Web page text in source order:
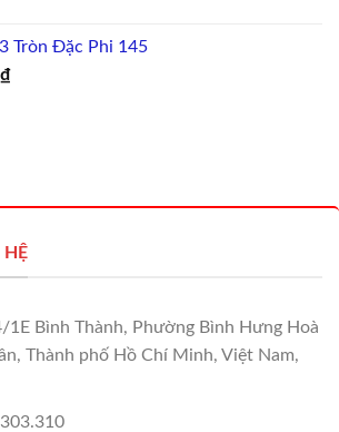
Tròn Đặc Phi 145
₫
HỆ
1E Bình Thành, Phường Bình Hưng Hoà
Thành phố Hồ Chí Minh, Việt Nam,